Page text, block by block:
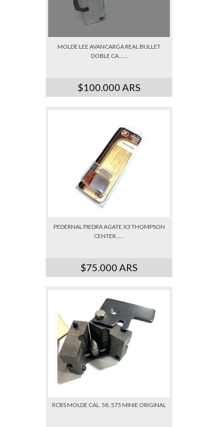
MOLDE LEE AVANCARGA REAL BULLET
DOBLE CA......
$100.000 ARS
PEDERNAL PIEDRA AGATE X3 THOMPSON
CENTER......
$75.000 ARS
RCBS MOLDE CAL. 58 .575 MINIE ORIGINAL